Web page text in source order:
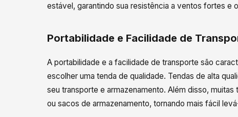
estável, garantindo sua resistência a ventos fortes e
Portabilidade e Facilidade de
A portabilidade e a facilidade de transporte são
escolher uma tenda de qualidade. Tendas de alta
seu transporte e armazenamento. Além disso,
ou sacos de armazenamento, tornando mais fácil